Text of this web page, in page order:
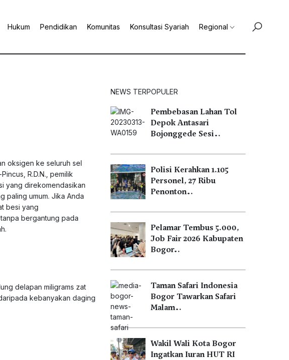
Hukum Pendidikan Komunitas Konsultasi Syariah Regional
oksigen ke seluruh sel
R.D.N., pemilik
yang direkomendasikan
paling umum. Jika Anda
besi yang
bergantung pada
delapan miligrams zat
kebanyakan daging
NEWS TERPOPULER
Pembebasan Lahan Tol
Depok Antasari
Bojonggede Sesi…
Polisi Kerahkan 1.105
Personel, 27 Ribu
Penonton…
Pelamar Tembus 5.000,
Job Fair 2026 Kabupaten
Bogor…
Taman Safari Indonesia
Bogor Tawarkan Safari
Malam…
Wakil Wali Kota Bogor
Ingatkan Iuran HUT RI